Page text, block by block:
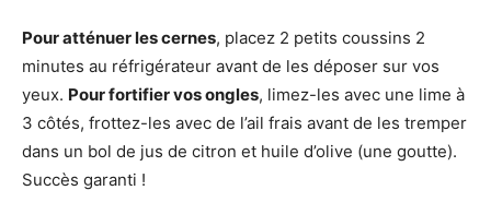
Pour atténuer les cernes, placez 2 petits coussins 2
minutes au réfrigérateur avant de les déposer sur vos
yeux. Pour fortifier vos ongles, limez-les avec une lime à
3 côtés, frottez-les avec de l’ail frais avant de les tremper
dans un bol de jus de citron et huile d’olive (une goutte).
Succès garanti !